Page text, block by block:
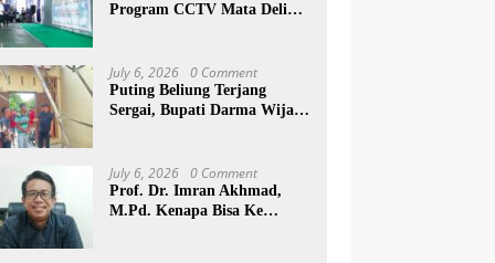
Program CCTV Mata Deli
July 6, 2026 0 Comment
Puting Beliung Terjang
Sergai, Bupati Darma Wijaya
July 6, 2026 0 Comment
Prof. Dr. Imran Akhmad,
M.Pd. Kenapa Bisa Ke